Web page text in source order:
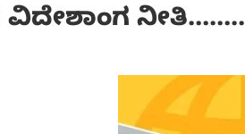
ನೀತಿ……..